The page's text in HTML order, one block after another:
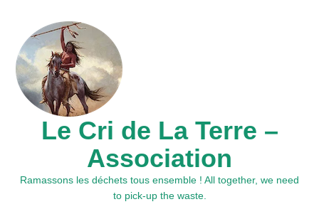
Le Cri de La Terre –
Association
Ramassons les déchets tous ensemble ! All together, we need
to pick-up the waste.